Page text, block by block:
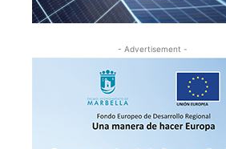
- Advertisement -